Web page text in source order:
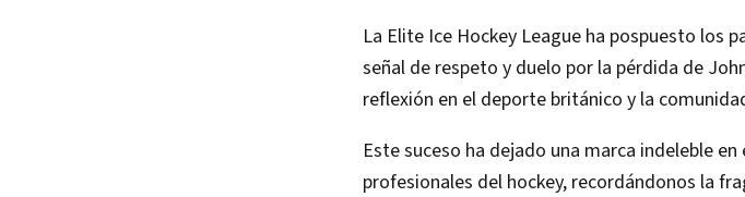
La Elite Ice Hockey League ha pospuesto los
señal de respeto y duelo por la pérdida de
reflexión en el deporte británico y la
Este suceso ha dejado una marca indeleble
profesionales del hockey, recordándonos la